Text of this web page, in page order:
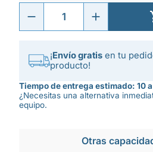
¡Envío gratis en tu
producto!
Tiempo de entrega estimado: 10
¿Necesitas una alternativa
equipo.
Otras